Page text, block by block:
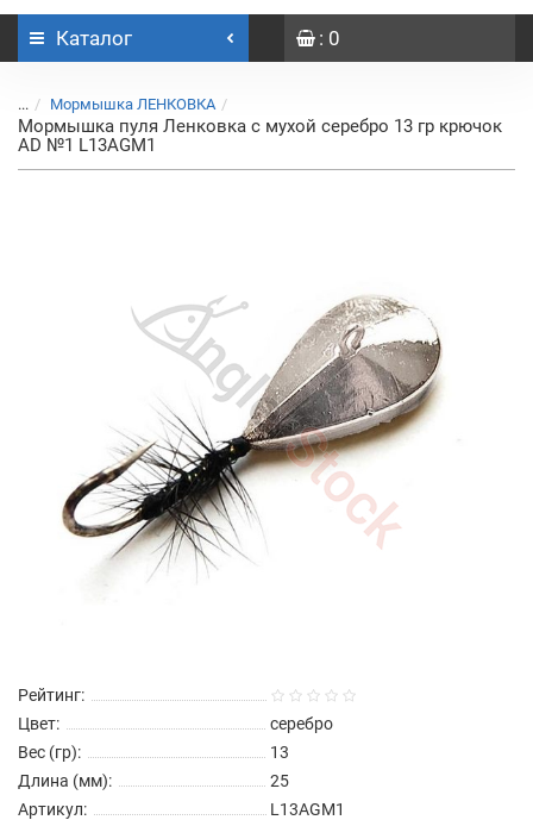
Каталог : 0
... Мормышка ЛЕНКОВКА
Мормышка пуля Ленковка с мухой серебро 13 гр крючок
AD №1 L13AGM1
Рейтинг:
Цвет:
серебро
Вес (гр):
13
Длина (мм):
25
Артикул:
L13AGM1